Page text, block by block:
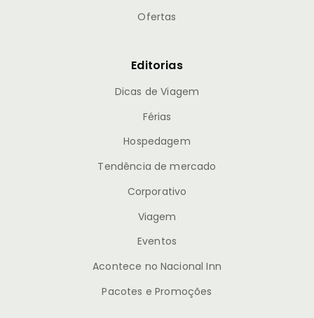
Ofertas
Editorias
Dicas de Viagem
Férias
Hospedagem
Tendência de mercado
Corporativo
Viagem
Eventos
Acontece no Nacional Inn
Pacotes e Promoções